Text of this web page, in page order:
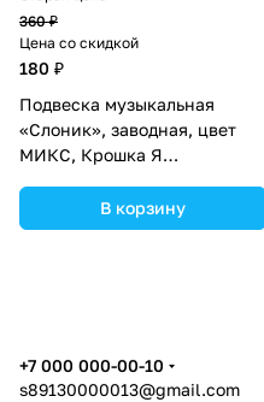
360 ₽
Цена со скидкой
180 ₽
Подвеска музыкальная
«Слоник», заводная, цвет
МИКС, Крошка Я
В корзину
+7 000 000-00-10
s89130000013@gmail.com